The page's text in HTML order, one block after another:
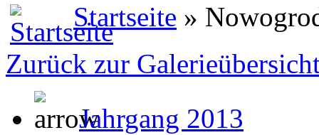
Startseite »
Zurück zur
Jahrgang 2013